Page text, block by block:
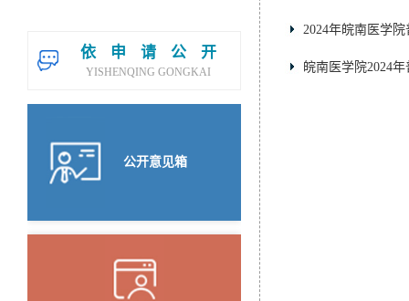
依申请公开
YISHENQING GONGKAI
公开意见箱
2024年皖南医学
皖南医学院2024